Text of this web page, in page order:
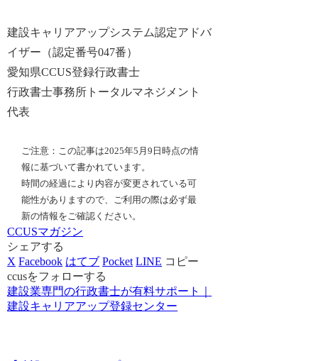
建設キャリアアップシステム認定アドバ
イザー（認定番号047番）
愛知県CCUS登録行政書士
行政書士事務所トータルマネジメント
代表
ご注意：この記事は2025年5月9日時点の情
報に基づいて書かれています。
時間の経過により内容が変更されている可
能性がありますので、ご利用の際は必ず最
新の情報をご確認ください。
CCUSマガジン
シェアする
X Facebook はてブ Pocket LINE コピー
ccusをフォローする
建設業専門の行政書士が有料サポート｜
建設キャリアアップ登録センター